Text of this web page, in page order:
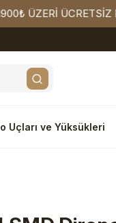
ÜCRETSİZ KARGO
Uçları ve Yüksükleri